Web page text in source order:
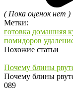
( Пока оценок нет )
Метки:
готовка домашняя
помидоров
Похожие статьи
Почему блины
Почему блины
089